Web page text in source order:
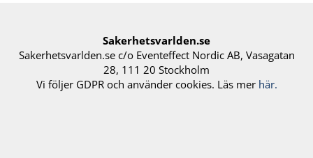
Sakerhetsvarlden.se
Sakerhetsvarlden.se c/o Eventeffect Nordic AB, Vasagatan
28, 111 20 Stockholm
Vi följer GDPR och använder cookies. Läs mer här.